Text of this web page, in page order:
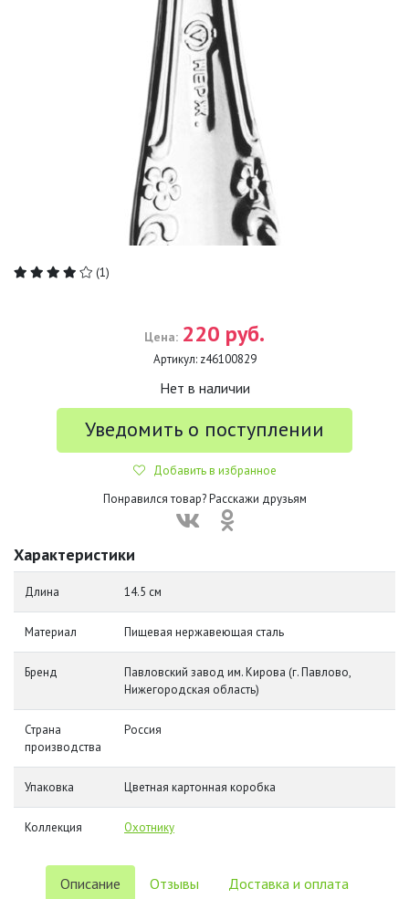
(1)
Цена: 220 руб.
Артикул: z46100829
Нет в наличии
Уведомить о поступлении
Добавить в избранное
Понравился товар? Расскажи друзьям
Характеристики
Длина 14.5 см
Материал Пищевая нержавеющая сталь
Бренд
Павловский завод им. Кирова (г. Павлово,
Нижегородская область)
Страна
производства
Россия
Упаковка Цветная картонная коробка
Коллекция Охотнику
Описание Отзывы Доставка и оплата